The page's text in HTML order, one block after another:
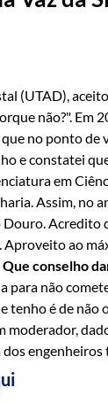
(UTAD),
não?". Em
no ponto
e constatei
em
Assim, no
Acredito
ao
Que conselho
para não
tenho é de não
moderador,